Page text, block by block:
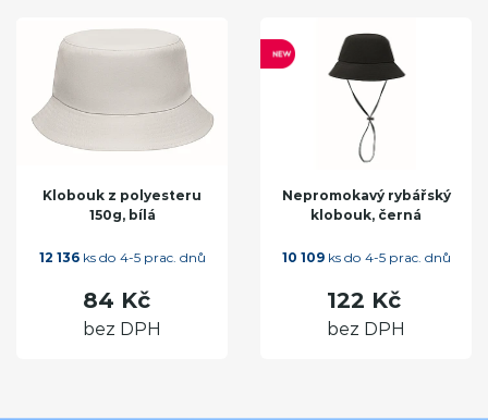
Klobouk z polyesteru
150g, bílá
12 136ks do 4-5 prac. dnů
84 Kč
bez DPH
Nepromokavý rybářský
klobouk, černá
10 109ks do 4-5 prac. dnů
122 Kč
bez DPH